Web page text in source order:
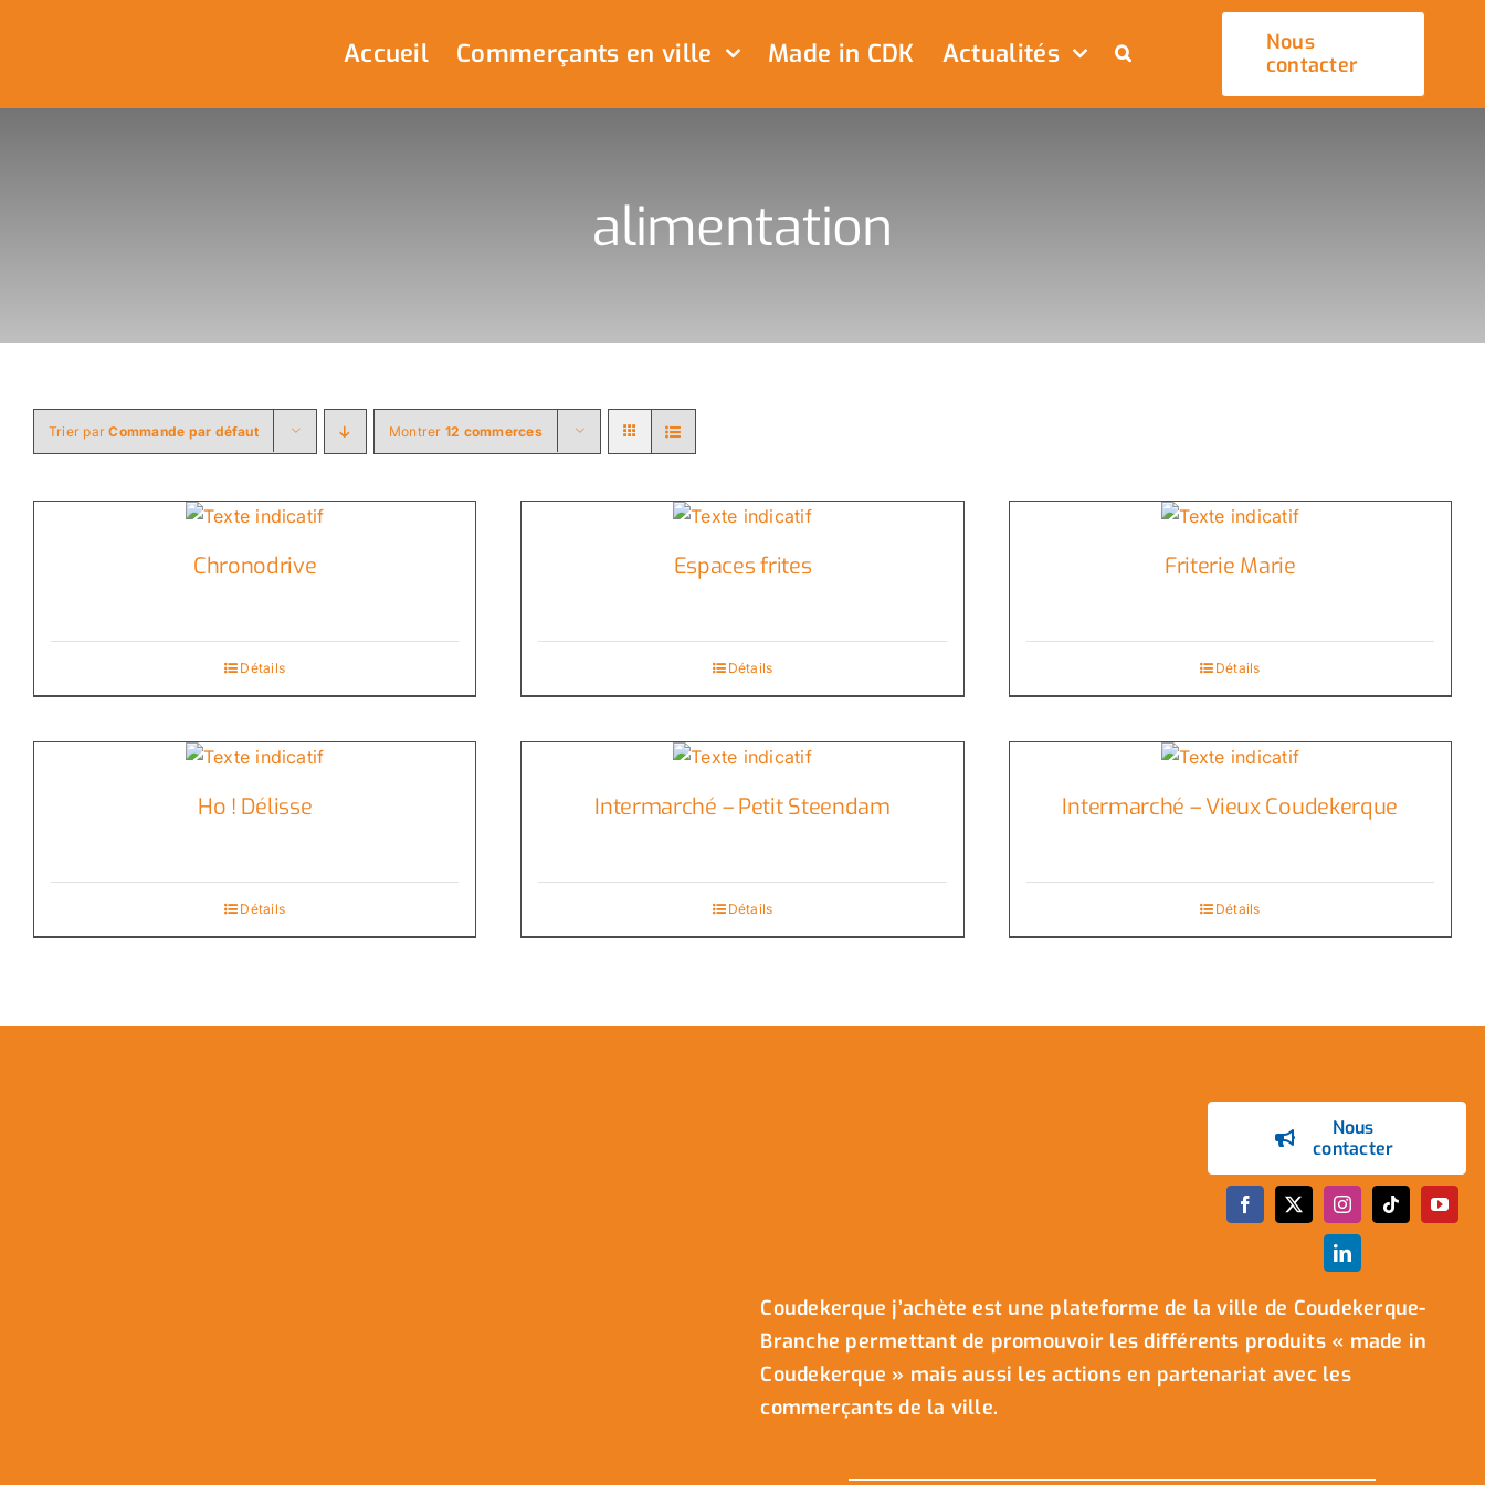
Accueil Commerçants en ville Made in CDK Actualités
Nous
contacter
alimentation
Trier parCommande par défaut Montrer 12 commerces
Chronodrive
Détails
Espaces frites
Détails
Friterie Marie
Détails
Ho ! Délisse
Détails
Intermarché – Petit Steendam
Détails
Intermarché – Vieux Coudekerque
Détails
Nous
contacter
Coudekerque j’achète est une plateforme de la ville de Coudekerque-
Branche permettant de promouvoir les différents produits « made in
Coudekerque » mais aussi les actions en partenariat avec les
commerçants de la ville.